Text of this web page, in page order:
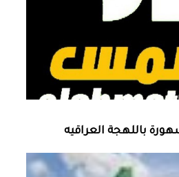
باللهجة العراقيه